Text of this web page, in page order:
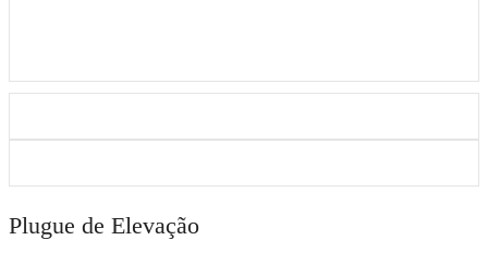
Plugue de Elevação